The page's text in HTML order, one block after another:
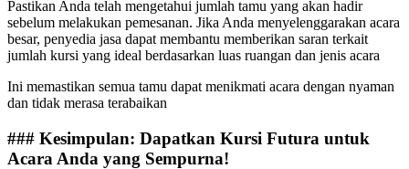
Pastikan Anda telah mengetahui jumlah tamu yang akan hadir
sebelum melakukan pemesanan. Jika Anda menyelenggarakan acara
besar, penyedia jasa dapat membantu memberikan saran terkait
jumlah kursi yang ideal berdasarkan luas ruangan dan jenis acara
Ini memastikan semua tamu dapat menikmati acara dengan nyaman
dan tidak merasa terabaikan
### Kesimpulan: Dapatkan Kursi Futura untuk
Acara Anda yang Sempurna!